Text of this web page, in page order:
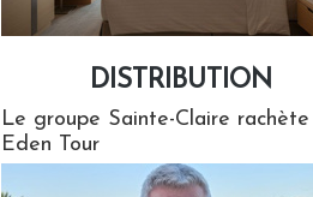
DISTRIBUTION
Le groupe Sainte-Claire rachète
Eden Tour